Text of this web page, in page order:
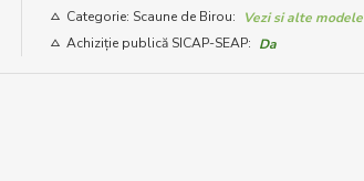
Categorie: Scaune de Birou:
Vezi si alte modele
Achiziție publică SICAP-SEAP: Da